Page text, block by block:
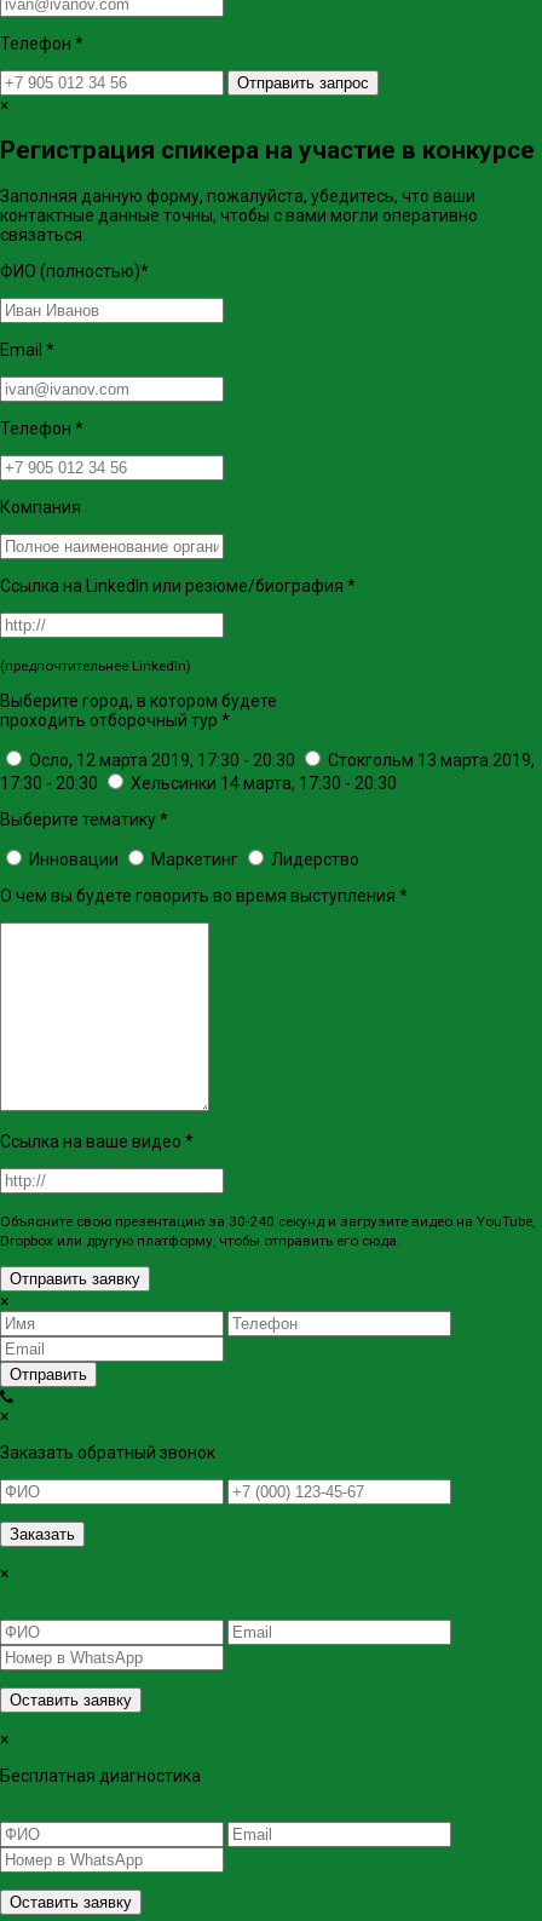
Телефон *
Отправить запрос
×
Регистрация спикера на участие в конкурсе
Заполняя данную форму, пожалуйста, убедитесь, что ваши
контактные данные точны, чтобы с вами могли оперативно
связаться.
ФИО (полностью)*
Email *
Телефон *
Компания
Ссылка на LinkedIn или резюме/биография *
(предпочтительнее LinkedIn)
Выберите город, в котором будете
проходить отборочный тур *
Осло, 12 марта 2019, 17:30 - 20:30
Стокгольм 13 марта 2019,
17:30 - 20:30
Хельсинки 14 марта, 17:30 - 20:30
Выберите тематику*
Инновации Маркетинг
Лидерство
О чем вы будете говорить во время выступления *
Ссылка на ваше видео *
Объясните свою презентацию за 30-240 секунд и загрузите видео на YouTube,
Dropbox или другую платформу, чтобы отправить его сюда.
Отправить заявку
×
Отправить
×
Заказать обратный звонок
Заказать
×
Оставить заявку
×
Бесплатная диагностика
Оставить заявку